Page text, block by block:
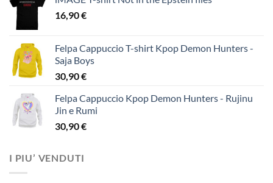
16,90€
Felpa Cappuccio T-shirt Kpop Demon Hunters -
Saja Boys
30,90€
Felpa Cappuccio Kpop Demon Hunters - Rujinu
Jin e Rumi
30,90€
I PIU’ VENDUTI